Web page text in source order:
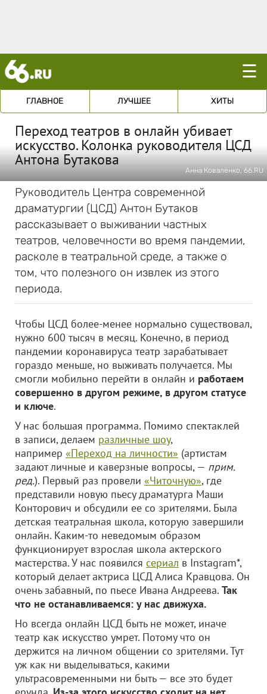
☰
ГЛАВНОЕ ЛУЧШЕЕ ХИТЫ
Переход театров в онлайн убивает
искусство. Колонка руководителя ЦСД
Антона Бутакова
Анна Коваленко, 66.RU
Руководитель Центра современной
драматургии (ЦСД) Антон Бутаков
рассказывает о выживании частных
театров, человечности во время пандемии,
расколе в театральной среде, а также о
том, что полезного он извлек из этого
периода.
Чтобы ЦСД более-менее нормально существовал,
нужно 600 тысяч в месяц. Конечно, в период
пандемии коронавируса театр зарабатывает
гораздо меньше, но выживать получается. Мы
смогли мобильно перейти в онлайн и работаем
совершенно в другом режиме, в другом статусе
и ключе.
У нас большая программа. Помимо спектаклей
в записи, делаем различные шоу,
например «Переход на личности» (артистам
задают личные и каверзные вопросы, — прим.
ред.). Первый раз провели «Читочную», где
представили новую пьесу драматурга Маши
Конторович и обсудили ее со зрителями. Была
детская театральная школа, которую завершили
онлайн. Каким-то неведомым образом
функционирует взрослая школа актерского
мастерства. У нас появился сериал в Instagram*,
который делает актриса ЦСД Алиса Кравцова. Он
очень забавный, по пьесе Ивана Андреева. Так
что не останавливаемся: у нас движуха.
Но всегда онлайн ЦСД быть не может, иначе
театр как искусство умрет. Потому что он
держится на личном общении со зрителями. Тут
уж как ни выделываться, какими
ультрасовременными ни быть — все это будет